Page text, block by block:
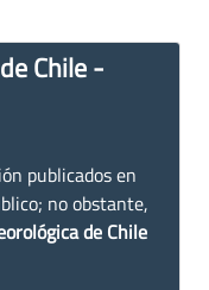
Chile -
publicados en
no obstante,
de Chile